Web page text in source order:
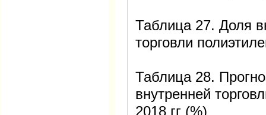
Таблица 27. Доля
торговли
Таблица 28.
внутренней
2018 гг (%)